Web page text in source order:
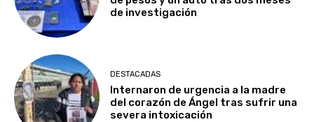
de investigación
DESTACADAS
Internaron de urgencia a la madre
del corazón de Ángel tras sufrir una
severa intoxicación